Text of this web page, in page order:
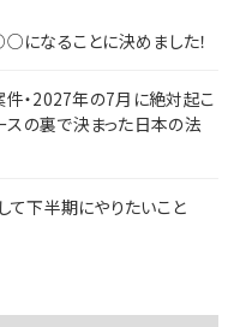
になることに決めました！
・2027年の7月に絶対起こ
スの裏で決まった日本の法
て下半期にやりたいこと